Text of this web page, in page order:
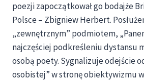
poezji zapoczątkował go bodajże
Polsce – Zbigniew Herbert.
„zewnętrznym” podmiotem,
najczęściej podkreśleniu dystansu
osobą poety. Sygnalizuje odejście
osobistej” w stronę obiektywizmu